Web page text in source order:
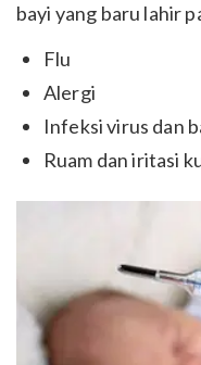
bayi yang baru lahir
Flu
Alergi
Infeksi virus dan
Ruam dan iritasi